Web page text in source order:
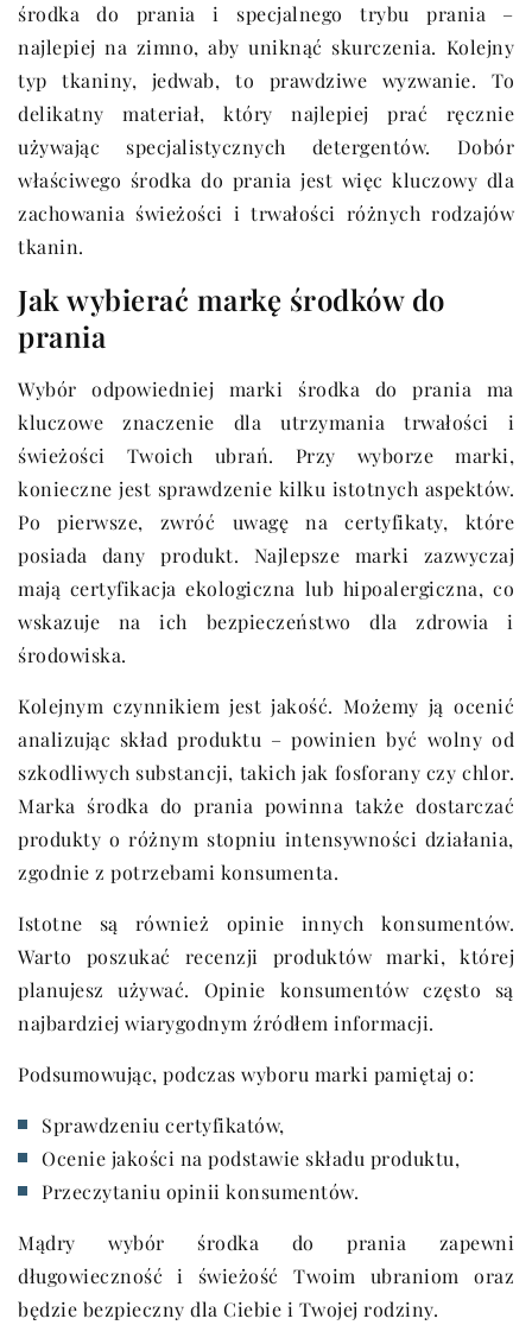
środka do prania i specjalnego trybu prania –
najlepiej na zimno, aby uniknąć skurczenia. Kolejny
typ tkaniny, jedwab, to prawdziwe wyzwanie. To
delikatny materiał, który najlepiej prać ręcznie
używając specjalistycznych detergentów. Dobór
właściwego środka do prania jest więc kluczowy dla
zachowania świeżości i trwałości różnych rodzajów
tkanin.
Jak wybierać markę środków do
prania
Wybór odpowiedniej marki środka do prania ma
kluczowe znaczenie dla utrzymania trwałości i
świeżości Twoich ubrań. Przy wyborze marki,
konieczne jest sprawdzenie kilku istotnych aspektów.
Po pierwsze, zwróć uwagę na certyfikaty, które
posiada dany produkt. Najlepsze marki zazwyczaj
mają certyfikacja ekologiczna lub hipoalergiczna, co
wskazuje na ich bezpieczeństwo dla zdrowia i
środowiska.
Kolejnym czynnikiem jest jakość. Możemy ją ocenić
analizując skład produktu – powinien być wolny od
szkodliwych substancji, takich jak fosforany czy chlor.
Marka środka do prania powinna także dostarczać
produkty o różnym stopniu intensywności działania,
zgodnie z potrzebami konsumenta.
Istotne są również opinie innych konsumentów.
Warto poszukać recenzji produktów marki, której
planujesz używać. Opinie konsumentów często są
najbardziej wiarygodnym źródłem informacji.
Podsumowując, podczas wyboru marki pamiętaj o:
Sprawdzeniu certyfikatów,
Ocenie jakości na podstawie składu produktu,
Przeczytaniu opinii konsumentów.
Mądry wybór środka do prania zapewni
długowieczność i świeżość Twoim ubraniom oraz
będzie bezpieczny dla Ciebie i Twojej rodziny.